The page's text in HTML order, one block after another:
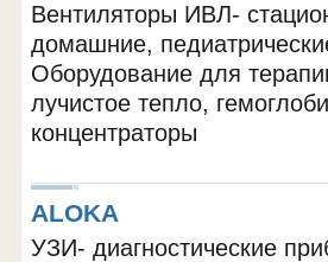
Вентиляторы ИВЛ-
домашние,
Оборудование для
лучистое тепло,
концентраторы
ALOKA
УЗИ- диагностические